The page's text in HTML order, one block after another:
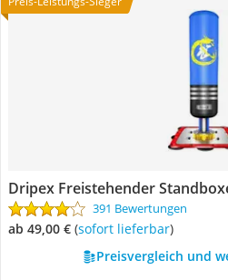
Dripex Freistehender
391 Bewertungen
ab 49,00 € ( Sofort lieferbar)
Preisvergleich und